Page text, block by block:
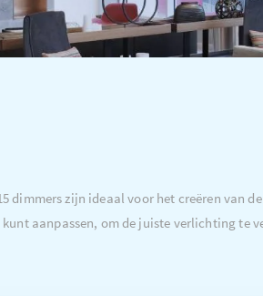
dimmers zijn ideaal voor het creëren van
aanpassen, om de juiste verlichting te